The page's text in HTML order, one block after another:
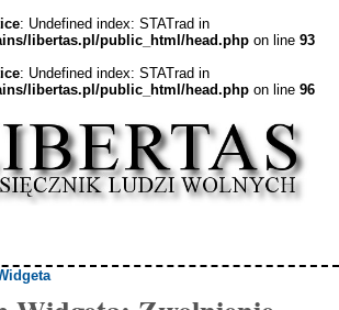
: Undefined index: STATrad in
libertas.pl/public_html/head.phpon line 93
: Undefined index: STATrad in
libertas.pl/public_html/head.phpon line 96